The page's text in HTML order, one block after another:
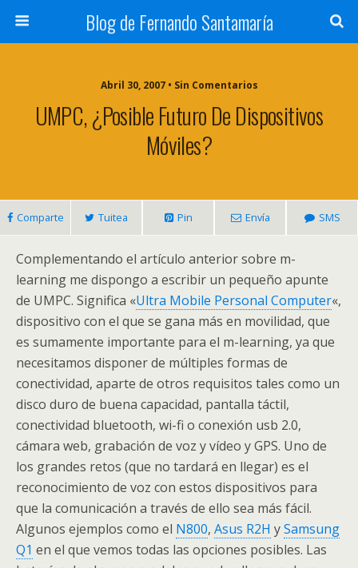
Blog de Fernando Santamaría
Abril 30, 2007 • Sin Comentarios
UMPC, ¿posible Futuro De Dispositivos
Móviles?
Comparte Tuitea Pin Envía SMS
Complementando el artículo anterior sobre m-
learning me dispongo a escribir un pequeño apunte
de UMPC. Significa «Ultra Mobile Personal Computer«,
dispositivo con el que se gana más en movilidad, que
es sumamente importante para el m-learning, ya que
necesitamos disponer de múltiples formas de
conectividad, aparte de otros requisitos tales como un
disco duro de buena capacidad, pantalla táctil,
conectividad bluetooth, wi-fi o conexión usb 2.0,
cámara web, grabación de voz y vídeo y GPS. Uno de
los grandes retos (que no tardará en llegar) es el
reconocimiento de voz con estos dispositivos para
que la comunicación a través de ello sea más fácil.
Algunos ejemplos como el N800, Asus R2H ySamsung
Q1 en el que vemos todas las opciones posibles. Las